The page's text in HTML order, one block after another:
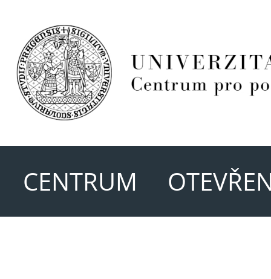
CENTRUM